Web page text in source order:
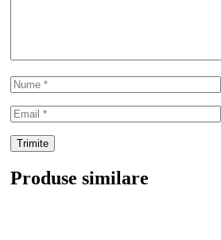
Produse similare